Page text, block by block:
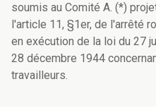
soumis au Comité A. (*)
l'article 11, §1er, de l'arrêté
en exécution de la loi du 27
28 décembre 1944
travailleurs.